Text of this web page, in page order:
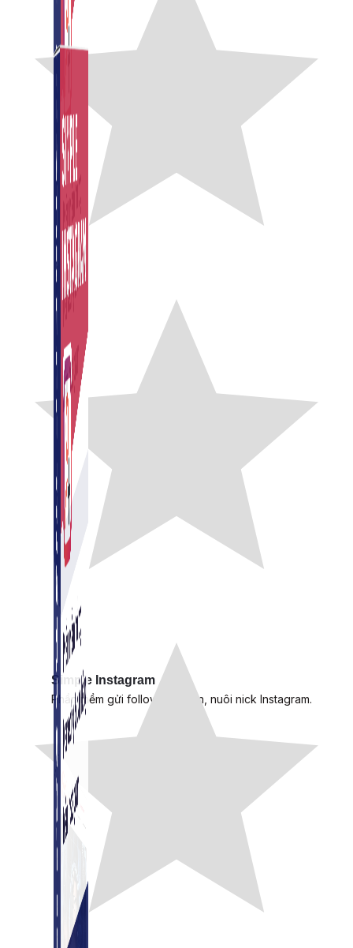
Simple Instagram
Phần mềm gửi follow, nhắn tin, nuôi nick Instagram.